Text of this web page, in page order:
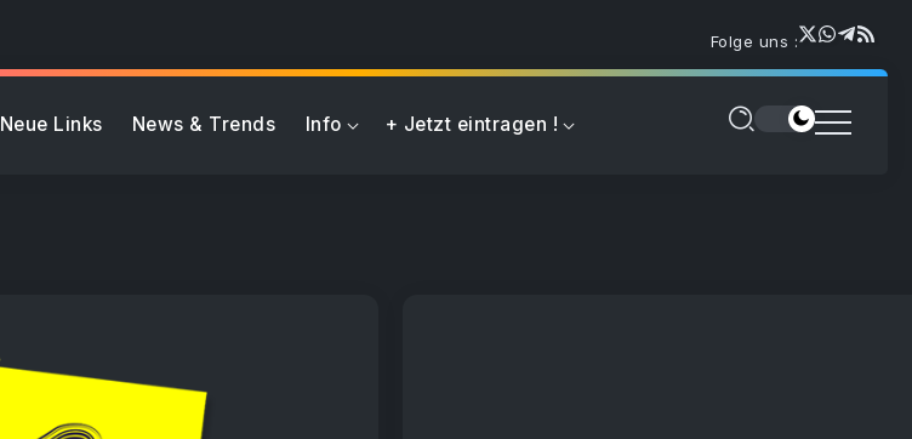
Folge uns :
Neue Links News & Trends Info + Jetzt eintragen !